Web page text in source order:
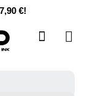
€!